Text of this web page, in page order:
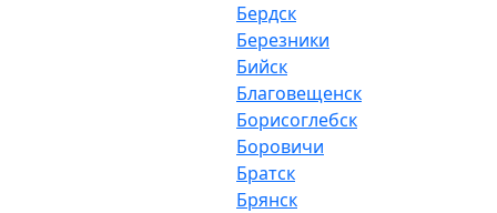
Бердск
Березники
Бийск
Благовещенск
Борисоглебск
Боровичи
Братск
Брянск